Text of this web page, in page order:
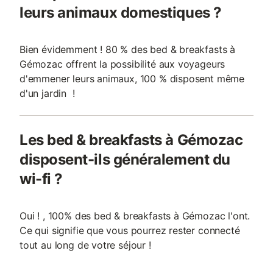
leurs animaux domestiques ?
Bien évidemment ! 80 % des bed & breakfasts à
Gémozac offrent la possibilité aux voyageurs
d'emmener leurs animaux, 100 % disposent même
d'un jardin !
Les bed & breakfasts à Gémozac
disposent-ils généralement du
wi-fi ?
Oui ! , 100% des bed & breakfasts à Gémozac l'ont.
Ce qui signifie que vous pourrez rester connecté
tout au long de votre séjour !